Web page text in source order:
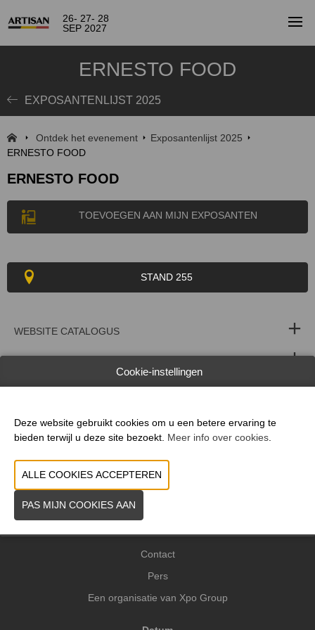
26- 27- 28
SEP 2027
ERNESTO FOOD
EXPOSANTENLIJST 2025
Ontdek het evenement
Exposantenlijst 2025
ERNESTO FOOD
ERNESTO FOOD
TOEVOEGEN AAN MIJN EXPOSANTEN
STAND 255
WEBSITE CATALOGUS
MERK
VORIGE VOLGENDE
Praktische info
Contact
Pers
Een organisatie van Xpo Group
Cookie-instellingen
Deze website gebruikt cookies om u een betere ervaring te
bieden terwijl u deze site bezoekt. Meer info over cookies